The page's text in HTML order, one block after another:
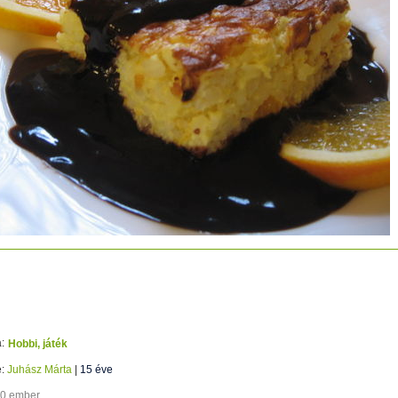
Hobbi, játék
Juhász Márta 15 éve
ember.